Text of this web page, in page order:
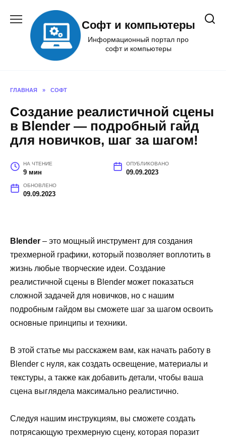
содержанию
Софт и компьютеры
Информационный портал про
софт и компьютеры
ГЛАВНАЯ » СОФТ
Создание реалистичной сцены
в Blender — подробный гайд
для новичков, шаг за шагом!
НА ЧТЕНИЕ
9 мин
ОПУБЛИКОВАНО
09.09.2023
ОБНОВЛЕНО
09.09.2023
Blender – это мощный инструмент для создания
трехмерной графики, который позволяет воплотить в
жизнь любые творческие идеи. Создание
реалистичной сцены в Blender может показаться
сложной задачей для новичков, но с нашим
подробным гайдом вы сможете шаг за шагом освоить
основные принципы и техники.
В этой статье мы расскажем вам, как начать работу в
Blender с нуля, как создать освещение, материалы и
текстуры, а также как добавить детали, чтобы ваша
сцена выглядела максимально реалистично.
Следуя нашим инструкциям, вы сможете создать
потрясающую трехмерную сцену, которая поразит